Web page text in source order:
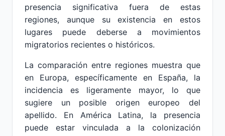
presencia significativa fuera de estas
regiones, aunque su existencia en estos
lugares puede deberse a movimientos
migratorios recientes o históricos.
La comparación entre regiones muestra que
en Europa, específicamente en España, la
incidencia es ligeramente mayor, lo que
sugiere un posible origen europeo del
apellido. En América Latina, la presencia
puede estar vinculada a la colonización